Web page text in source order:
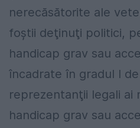
nerecăsătorite ale
foştii deţinuţi politici,
handicap grav sau
încadrate în gradul I
reprezentanţii legali ai
handicap grav sau